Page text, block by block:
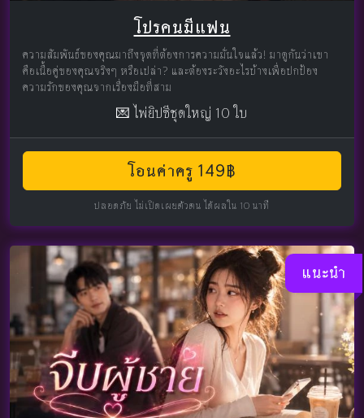
โปรคนมีแฟน
ความสัมพันธ์ของคุณมาถึงจุดที่ต้องการความมั่นใจแล้ว! มาดูกันว่าเขา
คือเนื้อคู่ของคุณจริงๆ หรือเปล่า? และต้องระวังอะไรบ้างเพื่อปกป้อง
ความรักของคุณจากเรื่องมือที่สาม
💌 ไพ่ยิปซีชุดใหญ่ 10 ใบ
โอนค่าครู 149฿
ปลอดภัย ไม่เปิดเผยตัวตน ได้ผลใน 10 นาที
แนะนำ